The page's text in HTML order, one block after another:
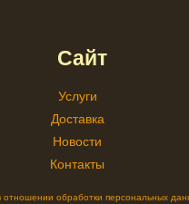
Сайт
Услуги
Доставка
Новости
Контакты
отношении обработки персональных